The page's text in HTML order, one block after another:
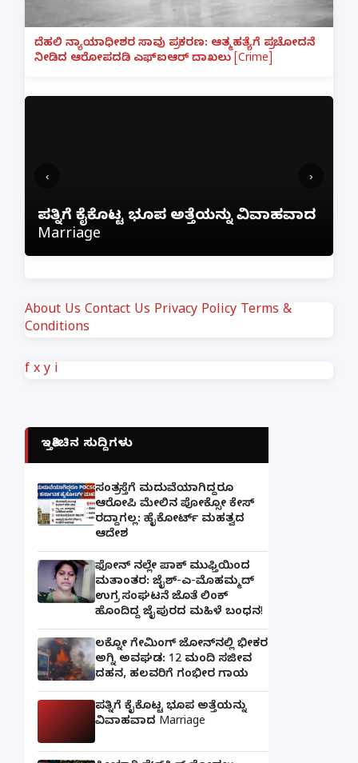
ದೆಹಲಿ ನ್ಯಾಯಾಧೀಶರ ಸಾವು ಪ್ರಕರಣ: ಆತ್ಮಹತ್ಯೆಗೆ ಪ್ರಚೋದನೆ
ನೀಡಿದ ಆರೋಪದಡಿ ಎಫ್‌ಐಆರ್ ದಾಖಲು [Crime]
ವಿವಾಹವಾದ
ಕಳೆದುಕೊಂಡ ಬೆಂಗಳೂರು ವ್ಯಕ್ತಿ;
‹ ›
About Us Contact Us Privacy Policy Terms &
Conditions
f x y i
ಇತ್ತೀಚಿನ ಸುದ್ದಿಗಳು
ಸಂತ್ರಸ್ತೆಗೆ ಮದುವೆಯಾಗಿದ್ದರೂ
ಆರೋಪಿ ಮೇಲಿನ ಪೋಕ್ಸೋ ಕೇಸ್
ರದ್ದಾಗಲ್ಲ: ಹೈಕೋರ್ಟ್ ಮಹತ್ವದ
ಆದೇಶ
ಫೋನ್ ನಲ್ಲೇ ಪಾಕ್ ಮುಫ್ತಿಯಿಂದ
ಮತಾಂತರ: ಜೈಶ್-ಎ-ಮೊಹಮ್ಮದ್
ಉಗ್ರ ಸಂಘಟನೆ ಜೊತೆ ಲಿಂಕ್
ಹೊಂದಿದ್ದ ಜೈಪುರದ ಮಹಿಳೆ ಬಂಧನ!
ಲಕ್ನೋ ಗೇಮಿಂಗ್ ಜೋನ್‌ನಲ್ಲಿ ಭೀಕರ
ಅಗ್ನಿ ಅವಘಡ: 12 ಮಂದಿ ಸಜೀವ
ದಹನ, ಹಲವರಿಗೆ ಗಂಭೀರ ಗಾಯ
ಪತ್ನಿಗೆ ಕೈಕೊಟ್ಟ ಭೂಪ ಅತ್ತೆಯನ್ನು
ವಿವಾಹವಾದ Marriage